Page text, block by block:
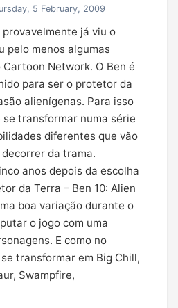
5 February, 2009
provavelmente já viu o
pelo menos algumas
Network. O Ben é
para ser o protetor da
alienígenas. Para isso
transformar numa série
diferentes que vão
da trama.
anos depois da escolha
da Terra – Ben 10: Alien
boa variação durante o
o jogo com uma
E como no
transformar em Big Chill,
Swampfire,